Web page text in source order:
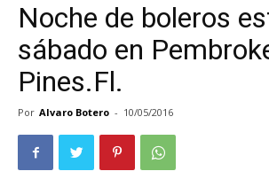
Notiloco
Noche de boleros
sábado en
Pines.Fl.
Por Alvaro Botero - 10/05/2016